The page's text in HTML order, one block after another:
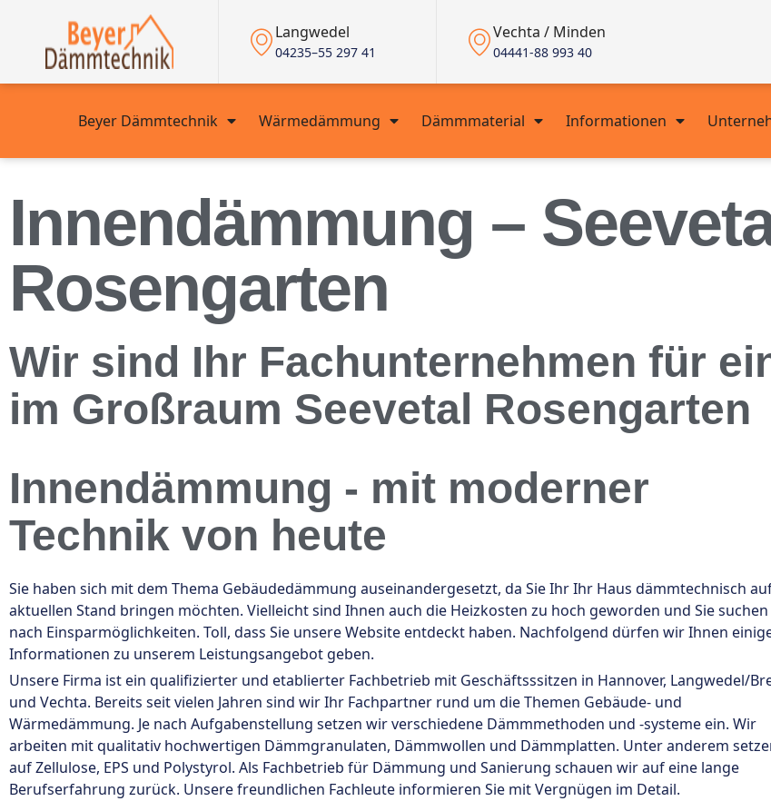
Langwedel
04235–55 297 41
Vechta / Minden
04441-88 993 40
Beyer Dämmtechnik Wärmedämmung Dämmmaterial Informationen
Innendämmung –
Rosengarten
Wir sind Ihr Fachunternehmen für
im Großraum Seevetal Rosengarten
Innendämmung - mit moderner
Technik von heute
Sie haben sich mit dem Thema Gebäudedämmung auseinandergesetzt, da Sie Ihr Ihr Haus dämmtechnisch
aktuellen Stand bringen möchten. Vielleicht sind Ihnen auch die Heizkosten zu hoch geworden und Sie suchen
nach Einsparmöglichkeiten. Toll, dass Sie unsere Website entdeckt haben. Nachfolgend dürfen wir Ihnen
Informationen zu unserem Leistungsangebot geben.
Unsere Firma ist ein qualifizierter und etablierter Fachbetrieb mit Geschäftsssitzen in Hannover, Langwedel/
und Vechta. Bereits seit vielen Jahren sind wir Ihr Fachpartner rund um die Themen Gebäude- und
Wärmedämmung. Je nach Aufgabenstellung setzen wir verschiedene Dämmmethoden und -systeme ein. Wir
arbeiten mit qualitativ hochwertigen Dämmgranulaten, Dämmwollen und Dämmplatten. Unter anderem
auf Zellulose, EPS und Polystyrol. Als Fachbetrieb für Dämmung und Sanierung schauen wir auf eine lange
Berufserfahrung zurück. Unsere freundlichen Fachleute informieren Sie mit Vergnügen im Detail.